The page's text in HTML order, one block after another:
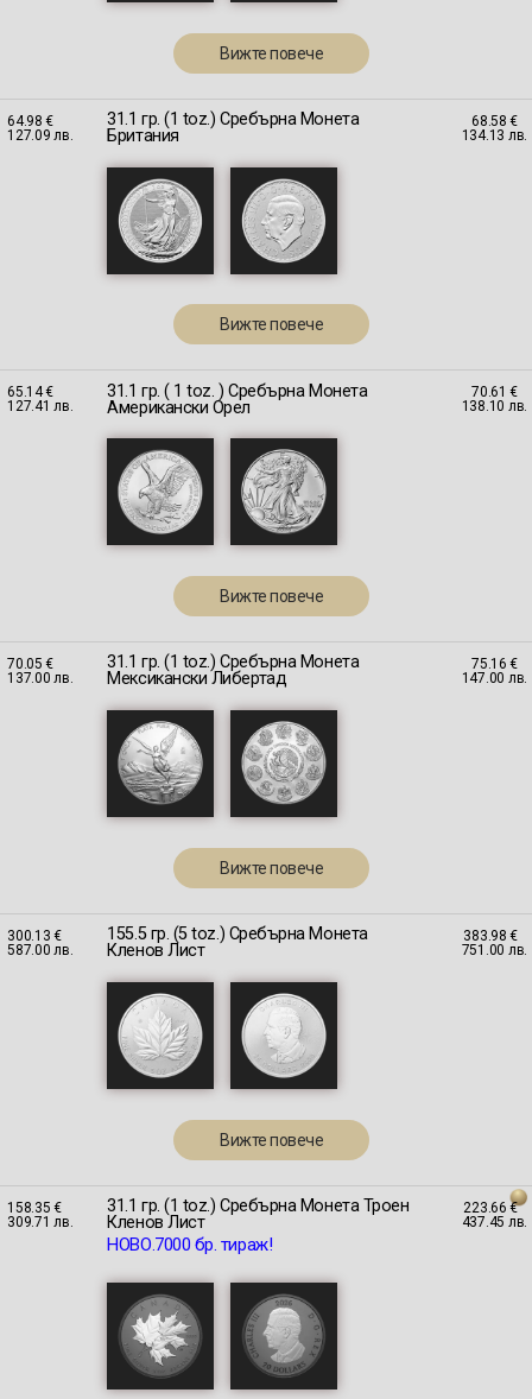
Вижте повече
64.98 €
127.09 лв.
31.1 гр. (1 toz.) Сребърна Монета
Британия
Вижте повече
68.58 €
134.13 лв.
65.14 €
127.41 лв.
31.1 гр. ( 1 toz. ) Сребърна Монета
Американски Орел
Вижте повече
70.61 €
138.10 лв.
70.05 €
137.00 лв.
31.1 гр. (1 toz.) Сребърна Монета
Мексикански Либертад
Вижте повече
75.16 €
147.00 лв.
300.13 €
587.00 лв.
155.5 гр. (5 toz.) Сребърна Монета
Кленов Лист
Вижте повече
383.98 €
751.00 лв.
158.35 €
309.71 лв.
31.1 гр. (1 toz.) Сребърна Монета Троен
Кленов Лист
НОВО.7000 бр. тираж!
223.66 €
437.45 лв.